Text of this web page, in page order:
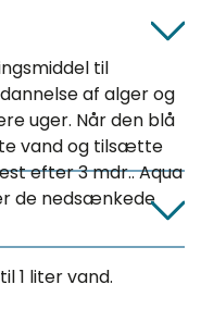
til
af alger og
uger. Når den blå
vand og tilsætte
efter 3 mdr.. Aqua
de nedsænkede
1 liter vand.